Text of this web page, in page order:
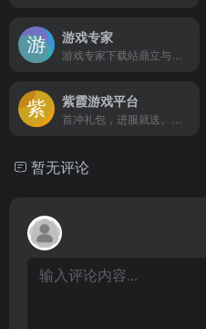
游戏专家
紫霞游戏平台
暂无评论